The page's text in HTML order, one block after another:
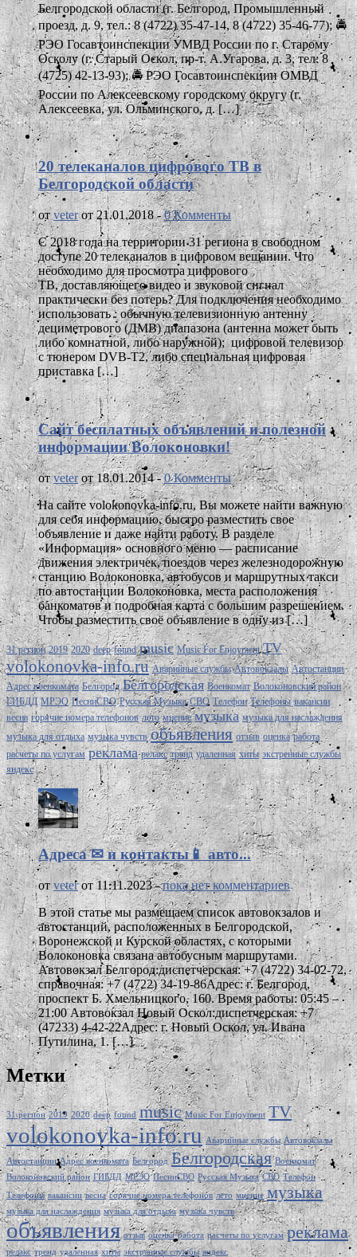
Белгородской области (г. Белгород, Промышленный
проезд, д. 9, тел.: 8 (4722) 35-47-14, 8 (4722) 35-46-77); 🚔
РЭО Госавтоинспекции УМВД России по г. Старому
Осколу (г. Старый Оскол, пр-т. А.Угарова, д. 3, тел: 8
(4725) 42-13-93); 🚔 РЭО Госавтоинспекции ОМВД
России по Алексеевскому городскому округу (г.
Алексеевка, ул. Ольминского, д. […]
20 телеканалов цифрового ТВ в
Белгородской области
отveterот 21.01.2018 -0 Комменты
С 2018 года на территории 31 региона в свободном
доступе 20 телеканалов в цифровом вещании. Что
необходимо для просмотра цифрового
ТВ, доставляющего видео и звуковой сигнал
практически без потерь? Для подключения необходимо
использовать : обычную телевизионную антенну
дециметрового (ДМВ) диапазона (антенна может быть
либо комнатной, либо наружной); цифровой телевизор
с тюнером DVB-T2, либо специальная цифровая
приставка […]
Сайт бесплатных объявлений и полезной
информации Волоконовки!
отveterот 18.01.2014 -0 Комменты
На сайте volokonovka-info.ru, Вы можете найти важную
для себя информацию, быстро разместить свое
объявление и даже найти работу. В разделе
«Информация» основного меню — расписание
движения электричек, поездов через железнодорожную
станцию Волоконовка, автобусов и маршрутных такси
по автостанции Волоконовка, места расположения
банкоматов и подробная карта с большим разрешением.
Чтобы разместить своё объявление в одну из […]
31 регион 2019 2020 deep found music Music For Enjoyment TV
volokonovka-info.ru Аварийные службы Автовокзалы Автостанции
Адрес военкомата Белгород Белгородская Военкомат Волоконовский район
ГИБДД МРЭО ПесниСВО Русская Музыка СВО Телефон Телефоны вакансии
весна горячие номера телефонов лето мнение музыка музыка для наслаждения
музыка для отдыха музыка чувств объявления отзыв оценка работа
расчеты по услугам реклама релакс тренд удаленная хиты экстренные службы
яндекс
Адреса ✉ и контакты📱 авто...
отveterот 11.11.2023 -пока нет комментариев
В этой статье мы размещаем список автовокзалов и
автостанций, расположенных в Белгородской,
Воронежской и Курской областях, с которыми
Волоконовка связана автобусным маршрутами.
Автовокзал Белгород:диспетчерская: +7 (4722) 34-02-72,
справочная: +7 (4722) 34-19-86Адрес: г. Белгород,
проспект Б. Хмельницкого, 160. Время работы: 05:45 –
21:00 Автовокзал Новый Оскол:диспетчерская: +7
(47233) 4-42-22Адрес: г. Новый Оскол, ул. Ивана
Путилина, 1. […]
Метки
31 регион 2019 2020 deep found music Music For Enjoyment TV
volokonovka-info.ru Аварийные службы Автовокзалы
Автостанции Адрес военкомата Белгород Белгородская Военкомат
Волоконовский район ГИБДД МРЭО ПесниСВО Русская Музыка СВО Телефон
Телефоны вакансии весна горячие номера телефонов лето мнение музыка
музыка для наслаждения музыка для отдыха музыка чувств
объявления отзыв оценка работа расчеты по услугам реклама
релакс тренд удаленная хиты экстренные службы яндекс